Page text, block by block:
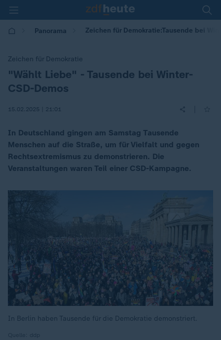
Panorama Zeichen für Demokratie:Tausende bei
Zeichen für Demokratie
:"Wählt Liebe" - Tausende bei Winter-
CSD-Demos
15.02.2025 | 21:01
In Deutschland gingen am Samstag Tausende
Menschen auf die Straße, um für Vielfalt und gegen
Rechtsextremismus zu demonstrieren. Die
Veranstaltungen waren Teil einer CSD-Kampagne.
In Berlin haben Tausende für die Demokratie demonstriert.